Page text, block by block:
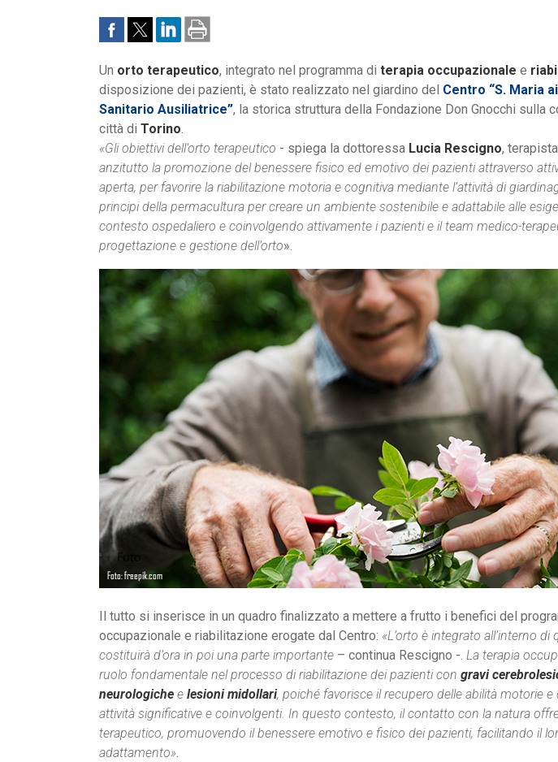
Un orto terapeutico, integrato nel programma di terapia occupazionale e
disposizione dei pazienti, è stato realizzato nel giardino del Centro “S. Maria
Sanitario Ausiliatrice”, la storica struttura della Fondazione Don Gnocchi sulla
città di Torino.
«Gli obiettivi dell’orto terapeutico - spiega la dottoressa Lucia Rescigno,
anzitutto la promozione del benessere fisico ed emotivo dei pazienti attraverso
aperta, per favorire la riabilitazione motoria e cognitiva mediante l’attività di
principi della permacultura per creare un ambiente sostenibile e adattabile alle
contesto ospedaliero e coinvolgendo attivamente i pazienti e il team medico-
progettazione e gestione dell’orto».
Il tutto si inserisce in un quadro finalizzato a mettere a frutto i benefici del
occupazionale e riabilitazione erogate dal Centro: «L’orto è integrato all’interno
costituirà d’ora in poi una parte importante – continua Rescigno -. La terapia
ruolo fondamentale nel processo di riabilitazione dei pazienti con gravi
neurologiche e lesioni midollari, poiché favorisce il recupero delle abilità motorie
attività significative e coinvolgenti. In questo contesto, il contatto con la natura
terapeutico, promuovendo il benessere emotivo e fisico dei pazienti, facilitando il
adattamento».